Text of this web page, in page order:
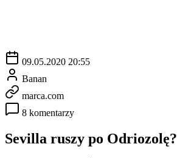
09.05.2020 20:55
Banan
marca.com
8 komentarzy
Sevilla ruszy po Odriozolę?